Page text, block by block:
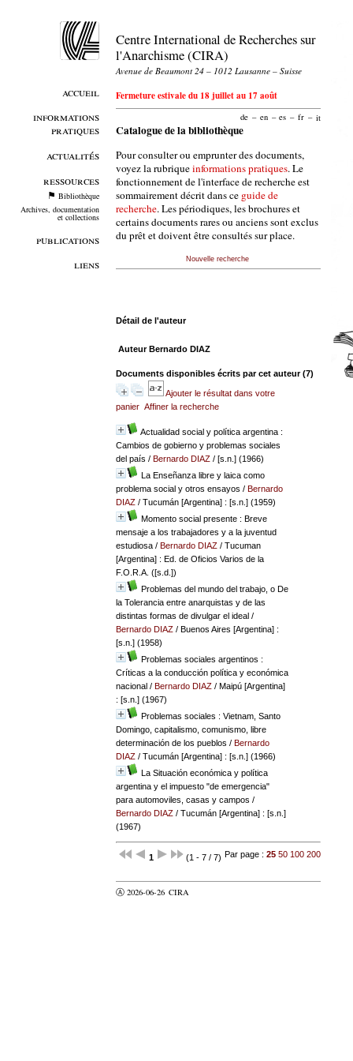
accueil
informations
pratiques
actualités
ressources
Bibliothèque
Archives, documentation
et collections
publications
liens
Centre International de Recherches sur
l'Anarchisme (CIRA)
Avenue de Beaumont 24 – 1012 Lausanne – Suisse
Fermeture estivale du 18 juillet au 17 août
de – en – es – fr – it
Catalogue de la bibliothèque
Pour consulter ou emprunter des documents,
voyez la rubriqueinformations pratiques. Le
fonctionnement de l'interface de recherche est
sommairement décrit dans ce guide de
recherche. Les périodiques, les brochures et
certains documents rares ou anciens sont exclus
du prêt et doivent être consultés sur place.
Nouvelle recherche
Détail de l'auteur
Auteur Bernardo DIAZ
Documents disponibles écrits par cet auteur (7)
Ajouter le résultat dans votre
panier Affiner la recherche
Actualidad social y política argentina :
Cambios de gobierno y problemas sociales
del país / Bernardo DIAZ/ [s.n.] (1966)
La Enseñanza libre y laica como
problema social y otros ensayos / Bernardo
DIAZ/ Tucumán [Argentina] : [s.n.] (1959)
Momento social presente : Breve
mensaje a los trabajadores y a la juventud
estudiosa/ Bernardo DIAZ/ Tucuman
[Argentina] : Ed. de Oficios Varios de la
F.O.R.A. ([s.d.])
Problemas del mundo del trabajo, o De
la Tolerancia entre anarquistas y de las
distintas formas de divulgar el ideal/
Bernardo DIAZ/ Buenos Aires [Argentina] :
[s.n.] (1958)
Problemas sociales argentinos :
Críticas a la conducción política y económica
nacional/ Bernardo DIAZ/ Maipú [Argentina]
: [s.n.] (1967)
Problemas sociales : Vietnam, Santo
Domingo, capitalismo, comunismo, libre
determinación de los pueblos / Bernardo
DIAZ/ Tucumán [Argentina] : [s.n.] (1966)
La Situación económica y política
argentina y el impuesto "de emergencia"
para automoviles, casas y campos /
Bernardo DIAZ/ Tucumán [Argentina] : [s.n.]
(1967)
1 (1 - 7 / 7) Par page : 25 50 100 200
Ⓐ 2026-06-26 CIRA